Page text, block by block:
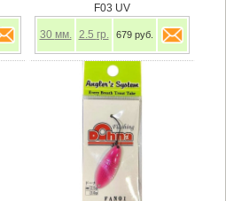
F03 UV
30 мм. 2.5 гр. 679 руб.